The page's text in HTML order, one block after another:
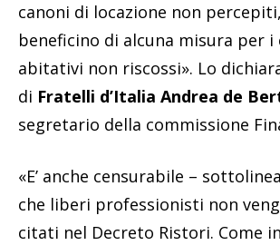
canoni di locazione non
beneficino di alcuna misura per i
abitativi non riscossi». Lo
di Fratelli d’Italia Andrea de
segretario della commissione
«E’ anche censurabile –
che liberi professionisti non
citati nel Decreto Ristori. Come